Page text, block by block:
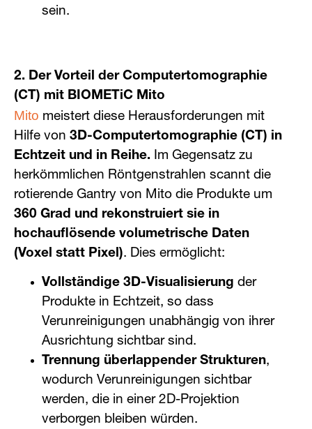
sein.
2. Der Vorteil der Computertomographie
(CT) mit BIOMETiC Mito
Mito meistert diese Herausforderungen mit
Hilfe von 3D-Computertomographie (CT) in
Echtzeit und in Reihe. Im Gegensatz zu
herkömmlichen Röntgenstrahlen scannt die
rotierende Gantry von Mito die Produkte um
360 Grad und rekonstruiert sie in
hochauflösende volumetrische Daten
(Voxel statt Pixel). Dies ermöglicht:
Vollständige 3D-Visualisierung der
Produkte in Echtzeit, so dass
Verunreinigungen unabhängig von ihrer
Ausrichtung sichtbar sind.
Trennung überlappender Strukturen,
wodurch Verunreinigungen sichtbar
werden, die in einer 2D-Projektion
verborgen bleiben würden.